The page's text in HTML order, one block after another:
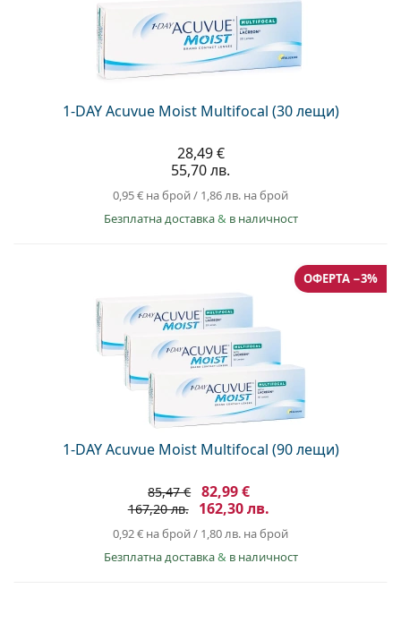
1-DAY Acuvue Moist Multifocal (30 лещи)
28,49 €
55,70 лв.
0,95 € на брой/ 1,86 лв. на брой
Безплатна доставка& в наличност
1-DAY Acuvue Moist Multifocal (90 лещи)
ОФЕРТА −3%
85,47 € 82,99 €
167,20 лв. 162,30 лв.
0,92 € на брой/ 1,80 лв. на брой
Безплатна доставка& в наличност